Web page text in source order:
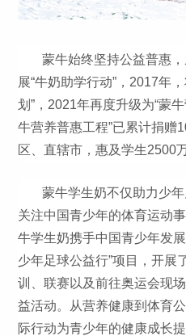
蒙牛始终坚持公益普惠
展“牛奶助学行动”，2017年
划”，2021年再度升级为“蒙
牛营养普惠工程”已累计捐赠
区、直辖市，惠及学生2500
蒙牛学生奶不仅助力少
关注中国青少年的体育运动
牛学生奶携手中国青少年发
少年足球公益行”项目，开展
训、联赛以及前往奥运会现
益活动。从营养健康到体育
际行动为青少年的健康成长